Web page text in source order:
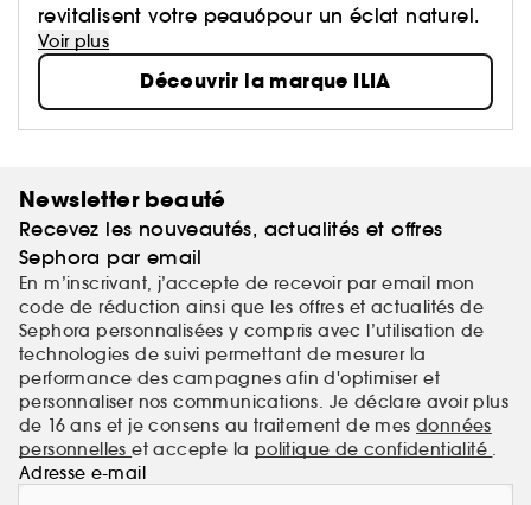
revitalisent votre peau6pour un éclat naturel.
Voir plus
Découvrir la marque ILIA
Newsletter beauté
Recevez les nouveautés, actualités et offres
Sephora par email
En m’inscrivant, j’accepte de recevoir par email mon
code de réduction ainsi que les offres et actualités de
Sephora personnalisées y compris avec l’utilisation de
technologies de suivi permettant de mesurer la
performance des campagnes afin d'optimiser et
personnaliser nos communications. Je déclare avoir plus
de 16 ans et je consens au traitement de mes données
personnelleset accepte la politique de confidentialité .
Adresse e-mail